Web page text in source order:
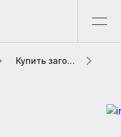
Купить загородную элитную недвижимость